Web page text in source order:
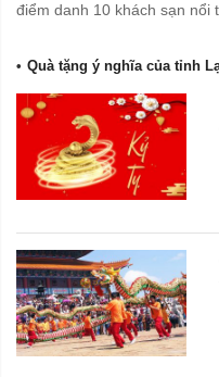
điểm danh 10 khách sạn nổi
Quà tặng ý nghĩa của tỉnh